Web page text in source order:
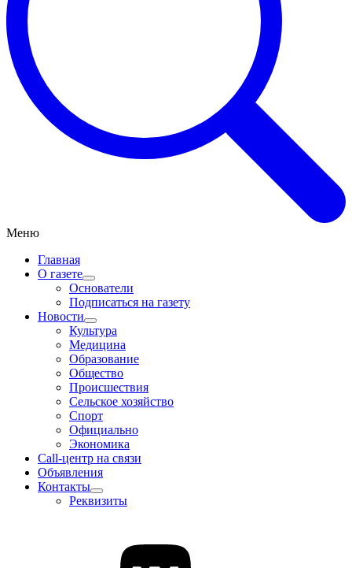
Меню
Главная
О газете
Основатели
Подписаться на газету
Новости
Культура
Медицина
Образование
Общество
Происшествия
Сельское хозяйство
Спорт
Официально
Экономика
Call-центр на связи
Объявления
Контакты
Реквизиты